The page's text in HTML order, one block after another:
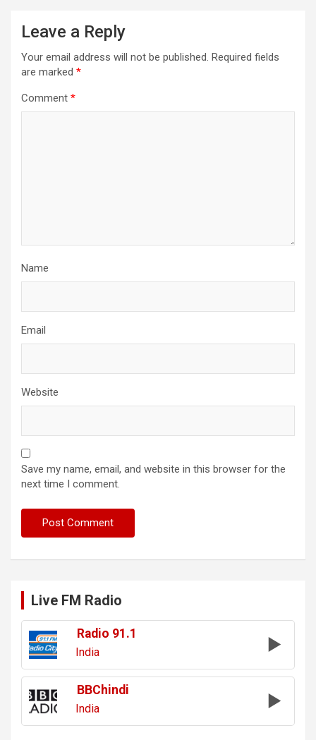
Leave a Reply
Your email address will not be published. Required fields
are marked *
Comment *
Name
Email
Website
Save my name, email, and website in this browser for the
next time I comment.
Live FM Radio
Radio 91.1
India
BBChindi
India